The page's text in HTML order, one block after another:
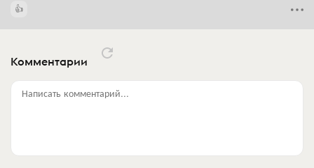
Комментарии
Написать комментарий...